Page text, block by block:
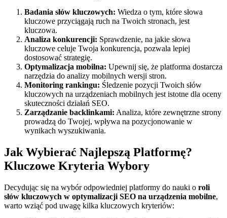
Badania słów kluczowych: Wiedza o tym, które słowa
kluczowe przyciągają ruch na Twoich stronach, jest
kluczowa.
Analiza konkurencji: Sprawdzenie, na jakie słowa
kluczowe celuje Twoja konkurencja, pozwala lepiej
dostosować strategię.
Optymalizacja mobilna: Upewnij się, że platforma dostarcza
narzędzia do analizy mobilnych wersji stron.
Monitoring rankingu: Śledzenie pozycji Twoich słów
kluczowych na urządzeniach mobilnych jest istotne dla oceny
skuteczności działań SEO.
Zarządzanie backlinkami: Analiza, które zewnętrzne strony
prowadzą do Twojej, wpływa na pozycjonowanie w
wynikach wyszukiwania.
Jak Wybierać Najlepszą Platformę?
Kluczowe Kryteria Wybory
Decydując się na wybór odpowiedniej platformy do nauki o roli
słów kluczowych w optymalizacji SEO na urządzenia mobilne,
warto wziąć pod uwagę kilka kluczowych kryteriów: